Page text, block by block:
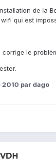
de la
qui est
corrige le
2010 par dago